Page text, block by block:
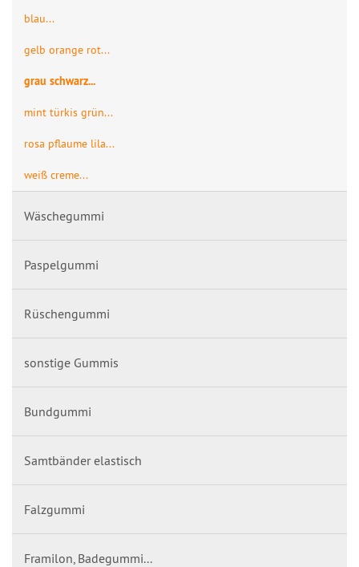
blau...
gelb orange rot...
grau schwarz...
mint türkis grün...
rosa pflaume lila...
weiß creme...
Wäschegummi
Paspelgummi
Rüschengummi
sonstige Gummis
Bundgummi
Samtbänder elastisch
Falzgummi
Framilon, Badegummi...